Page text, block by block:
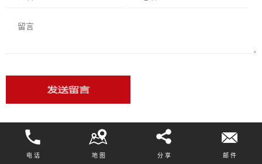
电 话 地 图 分 享 邮 件